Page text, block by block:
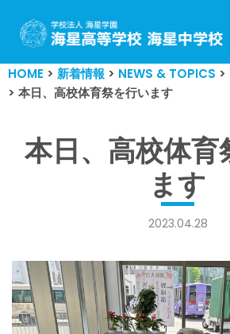
コ
ン
テ
ン
ス
HOME > 新着情報 > NEWS & TOPICS >
> 本日、高校体育祭を行います
本日、高校体育
ます
2023.04.28